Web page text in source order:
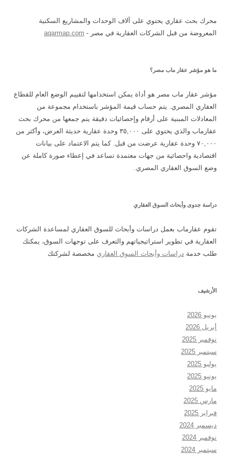
محرك بحث عقاري يحتوي على آلاف الوحدات والمشاريع السكنية
المعروضة من قبل الشركات العقارية في مصر - aqarmap.com
ما هو مؤشر عقار ماب مصر؟
مؤشر عقار ماب مصر هو أداة يمكن استخدامها لتقييم الوضع العام للقطاع
العقاري المصري. يتم حساب قيمة المؤشر باستخدام مجموعة من
المعادلات المبنية على أرقام وإحصائيات دقيقة يتم جمعها من محرك بحث
عقارماب والذي يحتوي على ٣٥,٠٠٠ وحدة عقارية حديثة العرض، وأكثر من
٧٠,٠٠٠ وحدة عقارية عرضت من قبل. كما يتم الاعتماد على بيانات
اقتصادية واحصائية من جهات معتمدة تساعد في إعطاء صورة كاملة عن
وضع السوق العقاري المصري.
دراسة جدوى وأبحاث السوق العقاري
تقوم عقارماب بعمل دراسات وأبحاث للسوق العقاري لمساعدة الشركات
العقارية في تطوير استراتيجياتهم والتعرف على توجهات السوق، يمكنك
طلب خدمة دراسات وأبحاث السوق العقاري مخصصة لشركتك
الأرشيف
يونيو 2026
أبريل 2026
نوفمبر 2025
سبتمبر 2025
يوليو 2025
يونيو 2025
مايو 2025
مارس 2025
فبراير 2025
ديسمبر 2024
نوفمبر 2024
سبتمبر 2024